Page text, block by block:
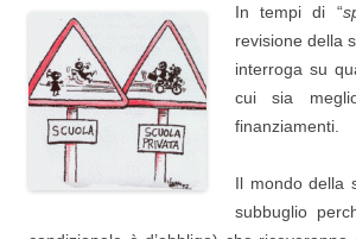
In tempi di “
revisione della
interroga su
cui sia
finanziamenti.
Il mondo della
subbuglio